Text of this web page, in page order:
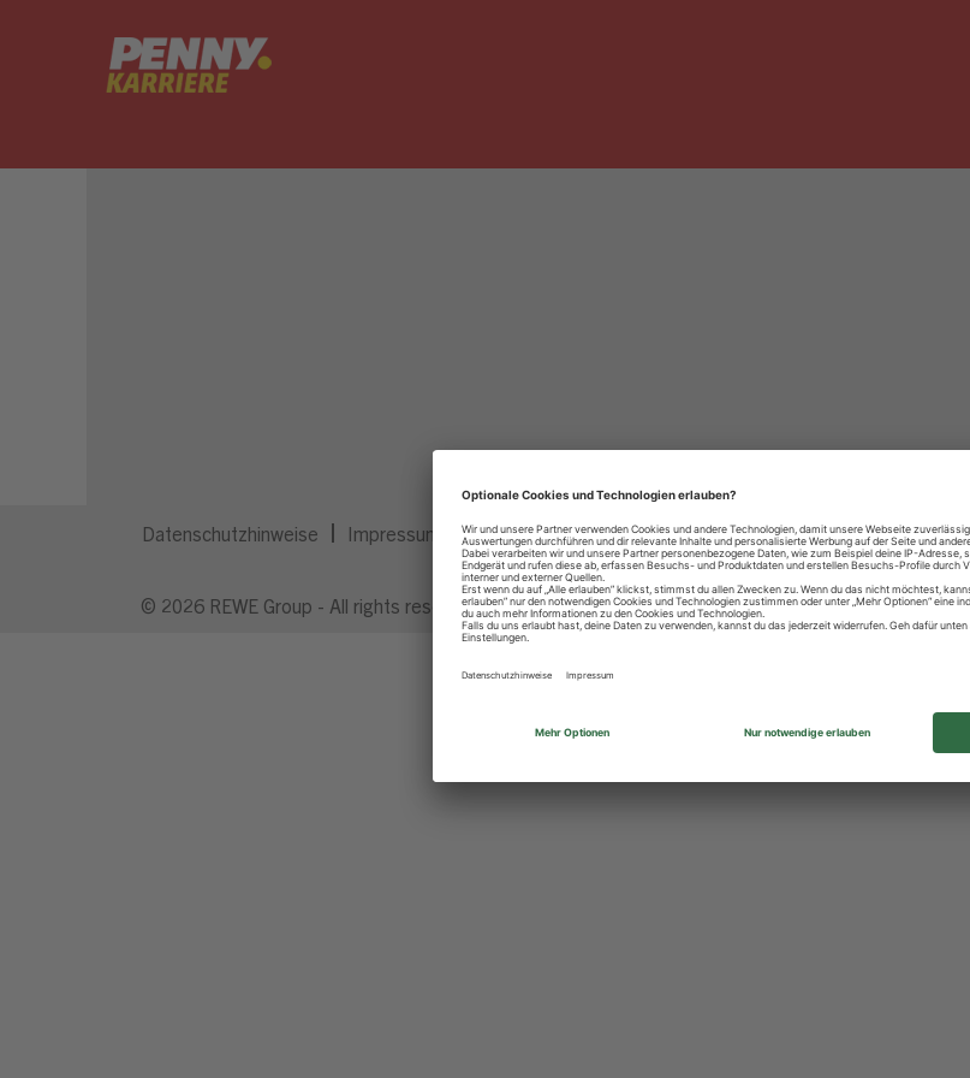
Datenschutzhinweise Impressum Privatsphäre-Einstellungen
© 2026 REWE Group - All rights reserved